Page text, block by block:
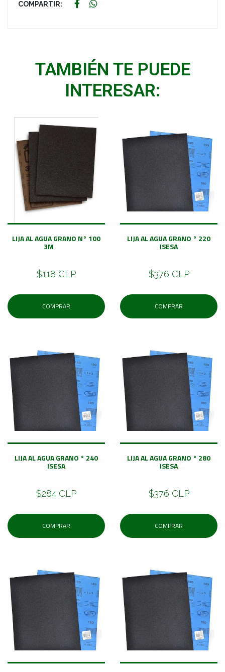
COMPARTIR:
TAMBIÉN TE PUEDE
INTERESAR:
LIJA AL AGUA GRANO N° 100
3M
$118 CLP
COMPRAR
LIJA AL AGUA GRANO ° 220
ISESA
$376 CLP
COMPRAR
LIJA AL AGUA GRANO ° 240
ISESA
$284 CLP
COMPRAR
LIJA AL AGUA GRANO ° 280
ISESA
$376 CLP
COMPRAR